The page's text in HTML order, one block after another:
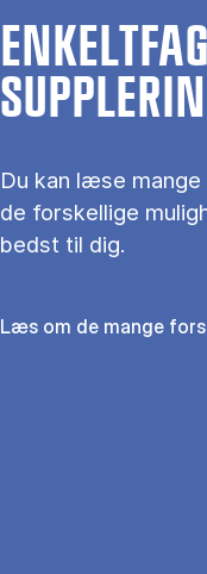
Du kan læse
de for­skel­li­ge
bedst til dig.
Læs om de mange